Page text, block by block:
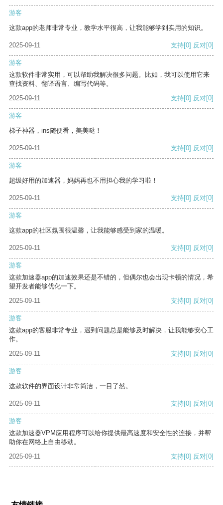
游客
这款app的老师非常专业，教学水平很高，让我能够学到实用的知识。
2025-09-11 支持[0] 反对[0]
游客
这款软件非常实用，可以帮助我解决很多问题。比如，我可以使用它来
查找资料、翻译语言、编写代码等。
2025-09-11
支持[0] 反对[0]
游客
梯子神器，ins随便看，美美哒！
2025-09-11 支持[0] 反对[0]
游客
超级好用的加速器，妈妈再也不用担心我的学习啦！
2025-09-11 支持[0] 反对[0]
游客
这款app的社区氛围很温馨，让我能够感受到家的温暖。
2025-09-11 支持[0] 反对[0]
游客
这款加速器app的加速效果还是不错的，但偶尔也会出现卡顿的情况，希
望开发者能够优化一下。
2025-09-11
支持[0] 反对[0]
游客
这款app的客服非常专业，遇到问题总是能够及时解决，让我能够安心工
作。
2025-09-11
支持[0] 反对[0]
游客
这款软件的界面设计非常简洁，一目了然。
2025-09-11 支持[0] 反对[0]
游客
这款加速器VPM应用程序可以给你提供最高速度和安全性的连接，并帮
助你在网络上自由移动。
2025-09-11
支持[0] 反对[0]